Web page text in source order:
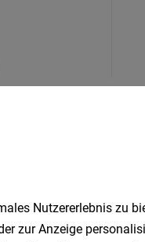
Nutzererlebnis zu
zur Anzeige